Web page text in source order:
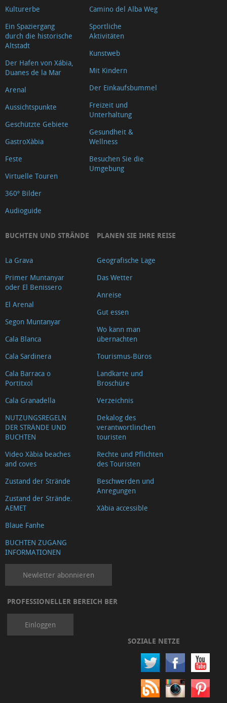
Kulturerbe
Ein Spaziergang
durch die historische
Altstadt
Der Hafen von Xábia,
Duanes de la Mar
Arenal
Aussichtspunkte
Geschützte Gebiete
GastroXàbia
Feste
Virtuelle Touren
360º Bilder
Audioguide
Camino del Alba Weg
Sportliche
Aktivitäten
Kunstweb
Mit Kindern
Der Einkaufsbummel
Freizeit und
Unterhaltung
Gesundheit &
Wellness
Besuchen Sie die
Umgebung
BUCHTEN UND STRÄNDE
La Grava
Primer Muntanyar
oder El Benissero
El Arenal
Segon Muntanyar
Cala Blanca
Cala Sardinera
Cala Barraca o
Portitxol
Cala Granadella
NUTZUNGSREGELN
DER STRÄNDE UND
BUCHTEN
Video Xàbia beaches
and coves
Zustand der Strände
Zustand der Strände.
AEMET
Blaue Fanhe
BUCHTEN ZUGANG
INFORMATIONEN
PLANEN SIE IHRE REISE
Geografische Lage
Das Wetter
Anreise
Gut essen
Wo kann man
übernachten
Tourismus-Büros
Landkarte und
Broschüre
Verzeichnis
Dekalog des
verantwortlinchen
touristen
Rechte und Pflichten
des Touristen
Beschwerden und
Anregungen
Xàbia accessible
Newletter abonnieren
PROFESSIONELLER BEREICH BER
Einloggen
SOZIALE NETZE